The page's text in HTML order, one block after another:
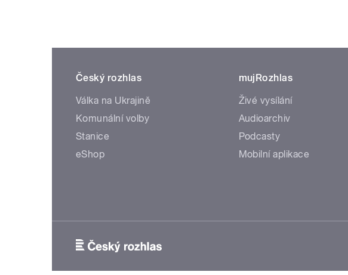
Český rozhlas
Válka na Ukrajině
Komunální volby
Stanice
eShop
mujRozhlas
Živé vysílání
Audioarchiv
Podcasty
Mobilní aplikace